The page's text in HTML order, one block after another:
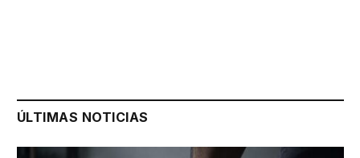
ÚLTIMAS NOTICIAS